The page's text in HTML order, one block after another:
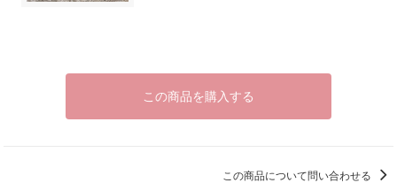
この商品を購入する
この商品について問い合わせる